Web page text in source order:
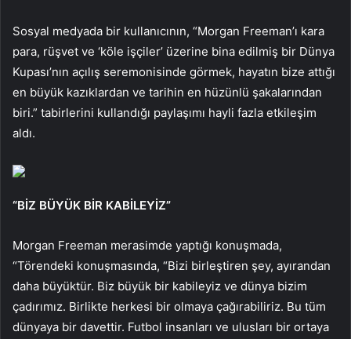
Sosyal medyada bir kullanıcının, “Morgan Freeman’ı kara
para, rüşvet ve ‘köle işçiler’ üzerine bina edilmiş bir Dünya
Kupası’nın açılış seremonisinde görmek, hayatın bize attığı
en büyük kazıklardan ve tarihin en hüzünlü şakalarından
biri.” tabirlerini kullandığı paylaşımı hayli fazla etkileşim
aldı.
“BİZ BÜYÜK BİR KABİLEYİZ”
Morgan Freeman merasimde yaptığı konuşmada,
“Törendeki konuşmasında, “Bizi birleştiren şey, ayırandan
daha büyüktür. Biz büyük bir kabileyiz ve dünya bizim
çadırımız. Birlikte herkesi bir olmaya çağırabiliriz. Bu tüm
dünyaya bir davettir. Futbol insanları ve ulusları bir ortaya